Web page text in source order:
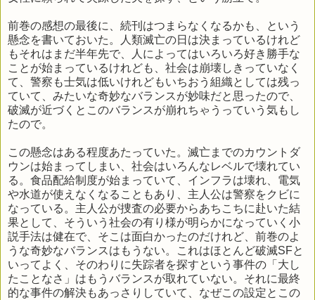
前巻の感想の最後に、続刊はつまらなくなるかも、という
懸念を書いておいた。人類滅亡の日は決まっているけれど
もそれはまだ半年先で、人によってはいろいろ好き勝手な
ことが始まっているけれども、社会は崩壊しきっていなく
て、警察も士気は低いけれどもいちおう組織としては残っ
ていて、みたいな奇妙なバランスが妙味だと思ったので、
破滅が近づくとこのバランスが崩れちゃうっていう気もし
たので。
この懸念はある程度あたっていた。滅亡までのカウントダ
ウンは始まってしまい、社会はいろんなレベルで壊れてい
る。食品配給制度が始まっていて、インフラは壊れ、電気
や水道が使えなくなることもあり、主人公は警察をクビに
なっている。主人公が捜査の必要からあちこちに赴いた結
果として、そういう社会の有り様が明らかになっていく小
説手法は健在で、そこは面白かったのだけれど、前巻のよ
うな奇妙なバランスはもうない。これはほとんど破滅SFと
いってよく、そのわりに失踪者を探すという事件の「大し
たことなさ」はもうバランスが取れていない。それに最終
的な事件の解決もあっさりしていて、なぜこの設定とこの